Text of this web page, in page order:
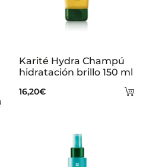
Añadir
Karité Hydra Champú
hidratación brillo 150 ml
16,20€